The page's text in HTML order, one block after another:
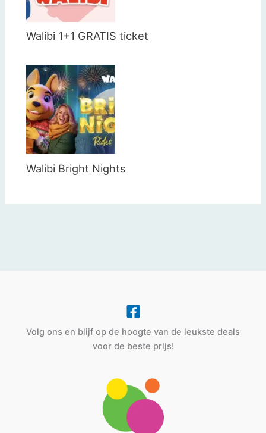
Walibi 1+1 GRATIS ticket
Walibi Bright Nights
Volg ons en blijf op de hoogte van de leukste deals
voor de beste prijs!